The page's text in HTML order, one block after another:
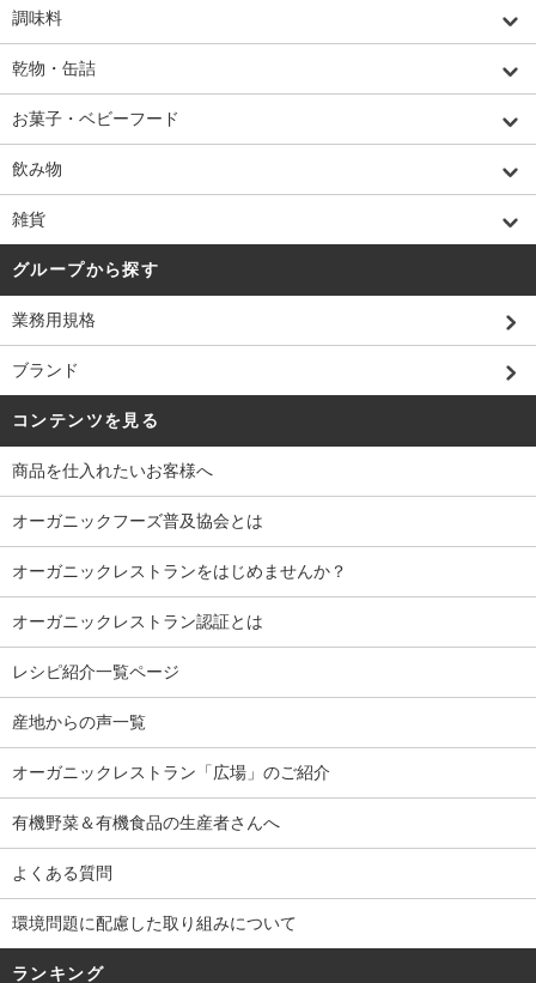
調味料
乾物・缶詰
お菓子・ベビーフード
飲み物
雑貨
グループから探す
業務用規格
ブランド
コンテンツを見る
商品を仕入れたいお客様へ
オーガニックフーズ普及協会とは
オーガニックレストランをはじめませんか？
オーガニックレストラン認証とは
レシピ紹介一覧ページ
産地からの声一覧
オーガニックレストラン「広場」のご紹介
有機野菜＆有機食品の生産者さんへ
よくある質問
環境問題に配慮した取り組みについて
ランキング